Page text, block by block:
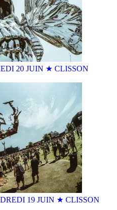
20 JUIN ★ CLISSON
19 JUIN ★ CLISSON